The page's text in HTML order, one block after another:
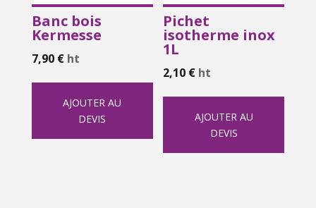
Banc bois
Kermesse
7,90 € ht
AJOUTER AU
DEVIS
Pichet
isotherme inox
1L
2,10 € ht
AJOUTER AU
DEVIS